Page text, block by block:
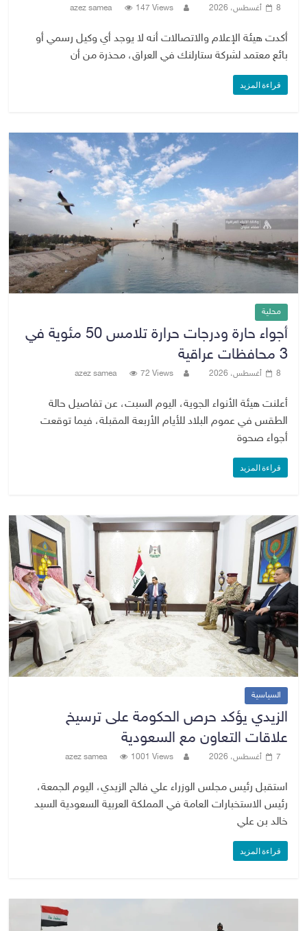
8 أغسطس، 2026 azez samea 147 Views
أكدت هيئة الإعلام والاتصالات أنه لا يوجد أي وكيل رسمي أو
بائع معتمد لشركة ستارلنك في العراق، محذرة من أن
قراءة المزيد
محلية
أجواء حارة ودرجات حرارة تلامس 50 مئوية في
3 محافظات عراقية
8 أغسطس، 2026 azez samea 72 Views
أعلنت هيئة الأنواء الجوية، اليوم السبت، عن تفاصيل حالة
الطقس في عموم البلاد للأيام الأربعة المقبلة، فيما توقعت
أجواء صحوة
قراءة المزيد
السياسية
الزيدي يؤكد حرص الحكومة على ترسيخ
علاقات التعاون مع السعودية
7 أغسطس، 2026 azez samea 1001 Views
استقبل رئيس مجلس الوزراء علي فالح الزيدي، اليوم الجمعة،
رئيس الاستخبارات العامة في المملكة العربية السعودية السيد
خالد بن علي
قراءة المزيد